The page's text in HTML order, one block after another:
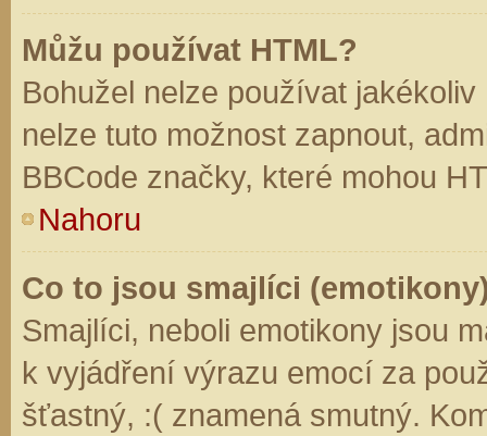
Můžu používat HTML?
Bohužel nelze používat
nelze tuto možnost zapnout,
BBCode značky, které mohou
Nahoru
Co to jsou smajlíci
Smajlíci, neboli emotikony jsou
k vyjádření výrazu emocí za
šťastný, :( znamená smutný.